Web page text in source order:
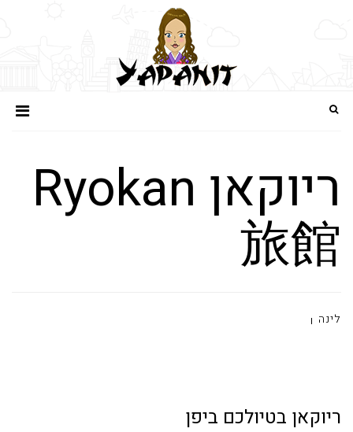
ריוקאן Ryokan
旅館
לינה
ריוקאן בטיולכם ביפן